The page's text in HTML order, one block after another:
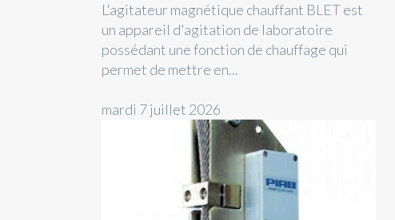
L'agitateur magnétique chauffant BLET est
un appareil d'agitation de laboratoire
possédant une fonction de chauffage qui
permet de mettre en...
mardi 7 juillet 2026